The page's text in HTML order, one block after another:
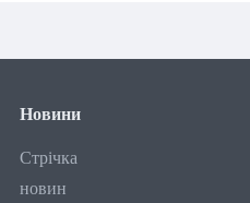
Новини
Стрічка
новин